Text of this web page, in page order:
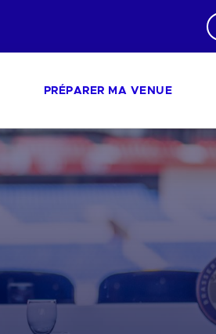
PRÉPARER MA VENUE